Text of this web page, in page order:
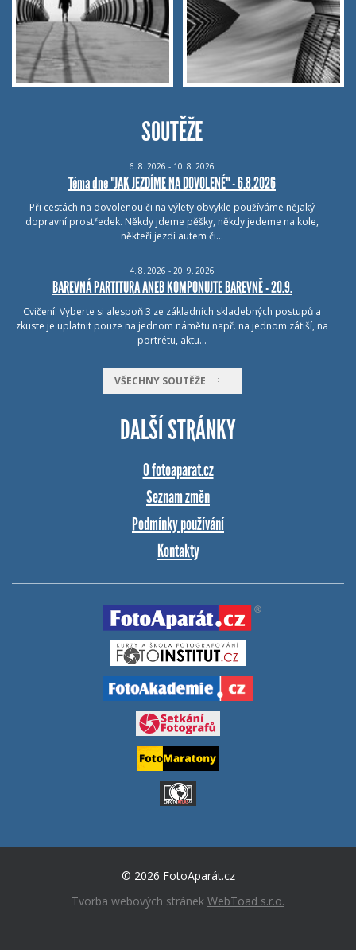
SOUTĚŽE
6. 8. 2026 - 10. 8. 2026
Téma dne "JAK JEZDÍME NA DOVOLENÉ" - 6.8.2026
Při cestách na dovolenou či na výlety obvykle používáme nějaký
dopravní prostředek. Někdy jdeme pěšky, někdy jedeme na kole,
někteří jezdí autem či…
4. 8. 2026 - 20. 9. 2026
BAREVNÁ PARTITURA ANEB KOMPONUJTE BAREVNĚ - 20.9.
Cvičení: Vyberte si alespoň 3 ze základních skladebných postupů a
zkuste je uplatnit pouze na jednom námětu např. na jednom zátiší, na
portrétu, aktu…
VŠECHNY SOUTĚŽE
DALŠÍ STRÁNKY
O fotoaparat.cz
Seznam změn
Podmínky používání
Kontakty
© 2026 FotoAparát.cz
Tvorba webových stránek WebToad s.r.o.